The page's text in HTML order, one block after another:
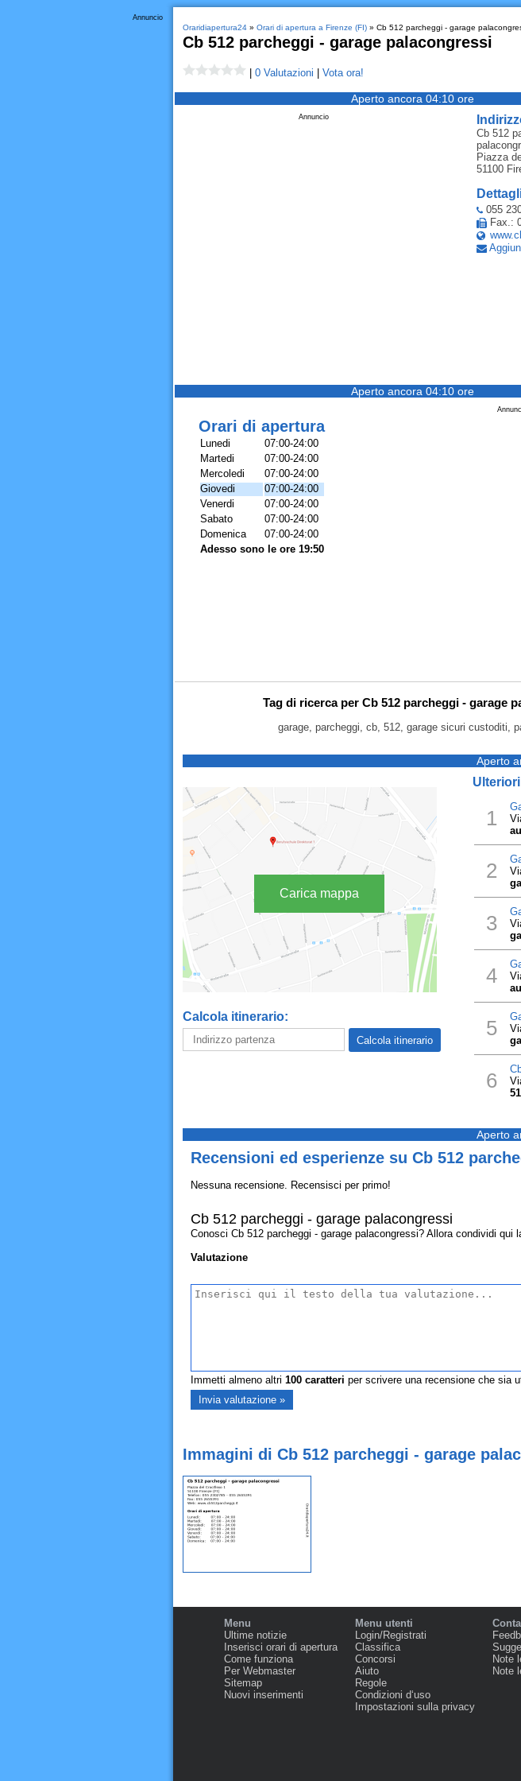
Annuncio
Oraridiapertura24» Orari di apertura a Firenze (FI)» Cb 512 parcheggi - garage
Cb 512 parcheggi - garage palacongressi
0 Valutazioni Vota ora!
Aperto ancora 04:10 ore
Cb 512
Piazza
51100
055
Fax.:
Annuncio
Aperto ancora 04:10 ore
Orari di apertura
Lunedi
07:00-24:00
Martedi
07:00-24:00
Mercoledi
07:00-24:00
Giovedi
07:00-24:00
Venerdi
07:00-24:00
Sabato
07:00-24:00
Domenica
07:00-24:00
Adesso sono le ore 19:50
Tag di ricerca per Cb 512 parcheggi - garage
garage, parcheggi, cb, 512, garage sicuri custoditi,
Aperto
Carica mappa
Calcola itinerario:
1
2
3
4
5
6
Aperto
Recensioni ed esperienze su Cb 512
Nessuna recensione. Recensisci per primo!
Cb 512 parcheggi - garage palacongressi
Conosci Cb 512 parcheggi - garage palacongressi? Allora condividi qui
Valutazione
Immetti almeno altri 100caratteri per scrivere una recensione che sia
Immagini di Cb 512 parcheggi - garage
Menu
Ultime notizie
Inserisci orari di apertura
Come funziona
Per Webmaster
Sitemap
Nuovi inserimenti
Menu utenti
Login/Registrati
Classifica
Concorsi
Aiuto
Regole
Condizioni d‘uso
Impostazioni sulla privacy
Note
Note